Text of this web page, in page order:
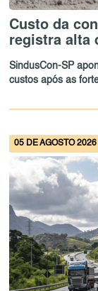
Custo da
registra alta
SindusCon-SP
custos após as
05 DE AGOSTO 2026